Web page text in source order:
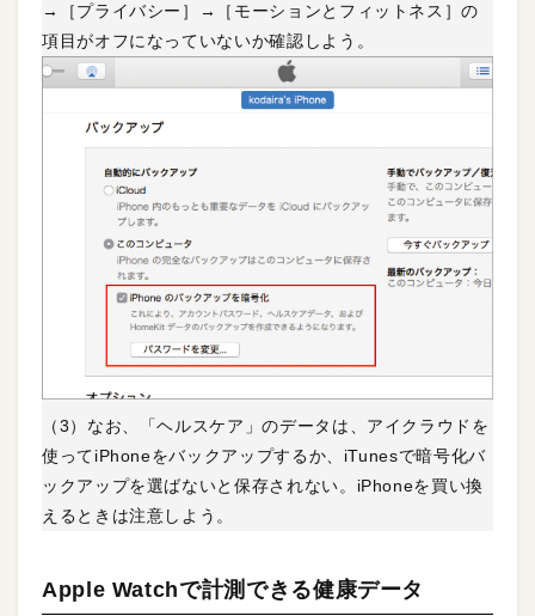
→［プライバシー］→［モーションとフィットネス］の
項目がオフになっていないか確認しよう。
（3）なお、「ヘルスケア」のデータは、アイクラウドを
使ってiPhoneをバックアップするか、iTunesで暗号化バ
ックアップを選ばないと保存されない。iPhoneを買い換
えるときは注意しよう。
Apple Watchで計測できる健康データ